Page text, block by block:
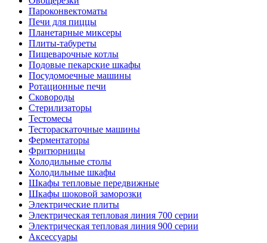
Пароконвектоматы
Печи для пиццы
Планетарные миксеры
Плиты-табуреты
Пищеварочные котлы
Подовые пекарские шкафы
Посудомоечные машины
Ротационные печи
Сковороды
Стерилизаторы
Тестомесы
Тестораскаточные машины
Ферментаторы
Фритюрницы
Холодильные столы
Холодильные шкафы
Шкафы тепловые передвижные
Шкафы шоковой заморозки
Электрические плиты
Электрическая тепловая линия 700 серии
Электрическая тепловая линия 900 серии
Аксессуары